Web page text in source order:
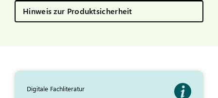
Hinweis zur Produktsicherheit
Digitale Fachliteratur